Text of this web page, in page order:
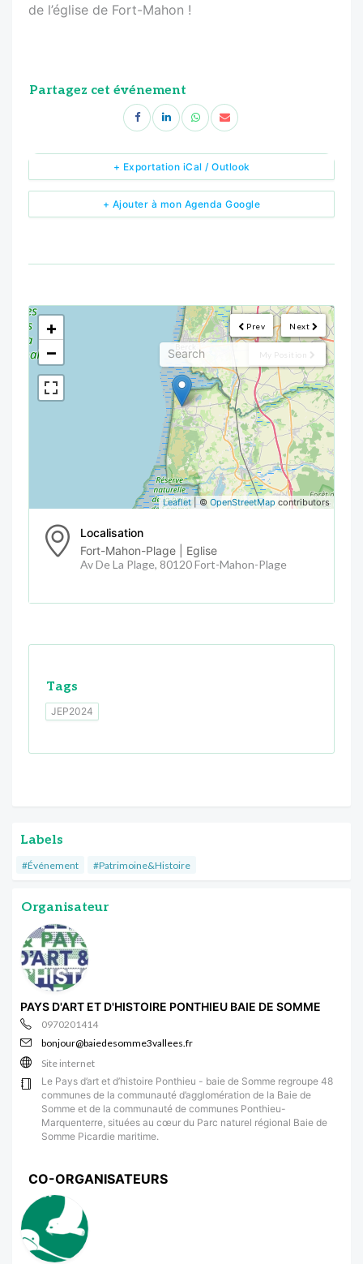
de l’église de Fort-Mahon !
Partagez cet événement
+ Ajouter à mon Agenda Google
+ Exportation iCal / Outlook
Next
Prev
My Position
<!---->
+
−
Leaflet| © OpenStreetMap contributors
Localisation
Fort-Mahon-Plage | Eglise
Av De La Plage, 80120 Fort-Mahon-Plage
Tags
JEP2024
Labels
#Événement #Patrimoine&Histoire
Organisateur
PAYS D'ART ET D'HISTOIRE PONTHIEU BAIE DE SOMME
0970201414
bonjour@baiedesomme3vallees.fr
Site internet
Le Pays d’art et d’histoire Ponthieu - baie de Somme regroupe 48
communes de la communauté d’agglomération de la Baie de
Somme et de la communauté de communes Ponthieu-
Marquenterre, situées au cœur du Parc naturel régional Baie de
Somme Picardie maritime.
CO-ORGANISATEURS